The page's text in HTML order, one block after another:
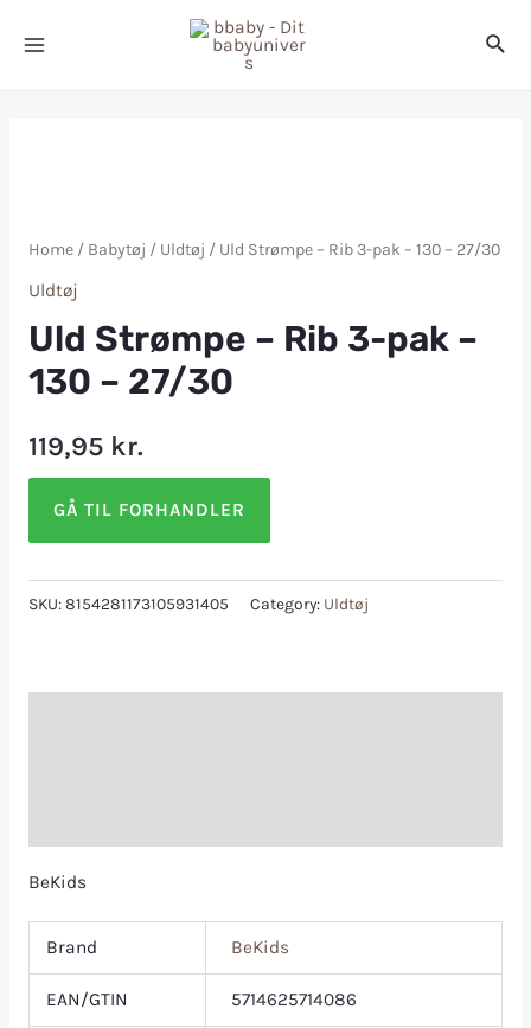
Home/ Babytøj / Uldtøj / Uld Strømpe – Rib 3-pak – 130 – 27/30
Uldtøj
Uld Strømpe – Rib 3-pak –
130 – 27/30
119,95 kr.
GÅ TIL FORHANDLER
SKU:8154281173105931405 Category: Uldtøj
BeKids
Brand BeKids
EAN/GTIN 5714625714086